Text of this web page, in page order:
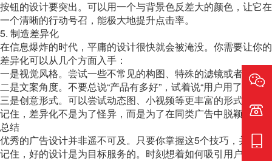
电话
按钮的设计要突出。可以用一个与背景色反差大的颜色，让它
一个清晰的行动号召，能极大地提升点击率。
5. 制造差异化
在信息爆炸的时代，平庸的设计很快就会被淹没。你需要让你
差异化可以从几个方面入手：
一是视觉风格。尝试一些不常见的构图、特殊的滤镜或者有趣
二是文案角度。不要总说“产品有多好”，试着说“用户用了能得
三是创意形式。可以尝试动态图、小视频等更丰富的形式，比
记住，差异化不是为了怪异，而是为了在同类广告中脱颖而出。
总结
优秀的广告设计并非遥不可及。只要你掌握这5个技巧，并不
记住，好的设计是为目标服务的。时刻想着如何吸引用户，如